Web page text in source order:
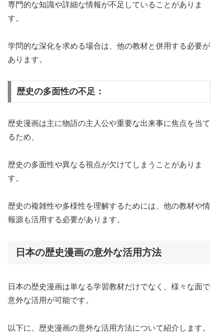
専門的な知識や詳細な情報が不足していることがありま
す。
学問的な深化を求める場合は、他の教材と併用する必要が
あります。
歴史の多面性の不足：
歴史漫画は主に物語の主人公や重要な出来事に焦点を当て
るため、
歴史の多面性や異なる視点が欠けてしまうことがありま
す。
歴史の複雑性や多様性を理解するためには、他の教材や情
報源も活用する必要があります。
日本の歴史漫画の意外な活用方法
日本の歴史漫画は単なる学習教材だけでなく、様々な面で
意外な活用が可能です。
以下に、歴史漫画の意外な活用方法について紹介します。